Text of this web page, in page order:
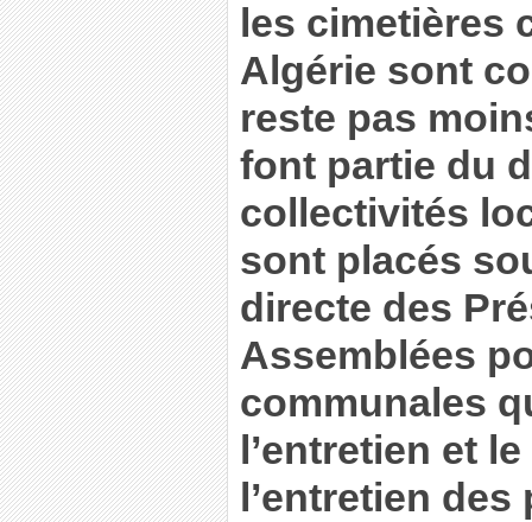
les cimetières
Algérie sont
reste pas
font partie du
collectivités
sont placés
directe des
Assemblées
communales
l’entretien et
l’entretien